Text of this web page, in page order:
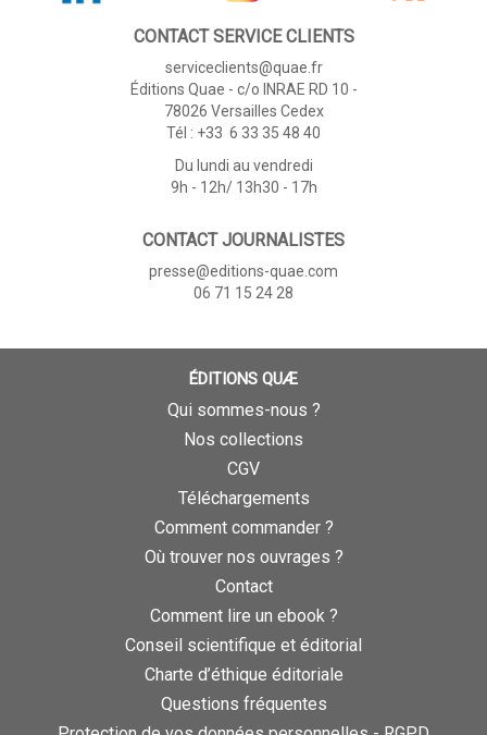
CONTACT SERVICE CLIENTS
serviceclients@quae.fr
Éditions Quae - c/o INRAE RD 10 -
78026 Versailles Cedex
Tél : +33 6 33 35 48 40
Du lundi au vendredi
9h - 12h/ 13h30 - 17h
CONTACT JOURNALISTES
presse@editions-quae.com
06 71 15 24 28
ÉDITIONS QUÆ
Qui sommes-nous ?
Nos collections
CGV
Téléchargements
Comment commander ?
Où trouver nos ouvrages ?
Contact
Comment lire un ebook ?
Conseil scientifique et éditorial
Charte d’éthique éditoriale
Questions fréquentes